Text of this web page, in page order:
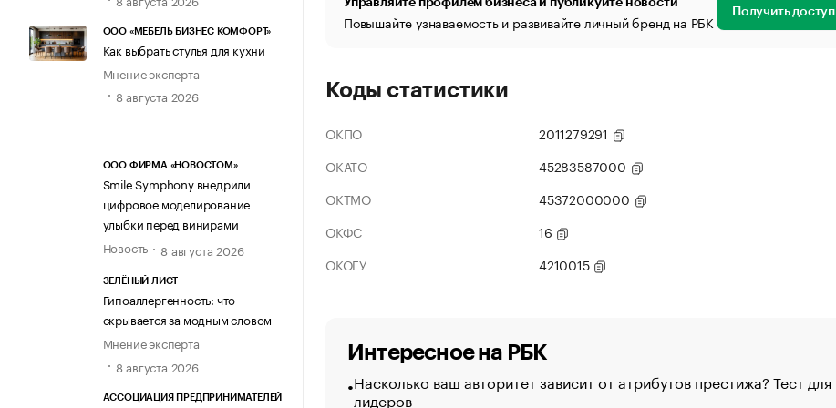
ООО «МЕБЕЛЬ БИЗНЕС КОМФОРТ»
Как выбрать стулья для кухни
Мнение эксперта
8 августа 2026
ООО ФИРМА «НОВОСТОМ»
Smile Symphony внедрили
цифровое моделирование
улыбки перед винирами
Новость
8 августа 2026
ЗЕЛЁНЫЙ ЛИСТ
Гипоаллергенность: что
скрывается за модным словом
Мнение эксперта
8 августа 2026
АССОЦИАЦИЯ ПРЕДПРИНИМАТЕЛЕЙ
Повышайте узнаваемость и развивайте личный бренд на РБК Получить доступ
Коды статистики
ОКПО
2011279291
ОКАТО
45283587000
ОКТМО
45372000000
ОКФС
16
ОКОГУ
4210015
Интересное на РБК
Насколько ваш авторитет зависит от атрибутов престижа? Тест для
лидеров